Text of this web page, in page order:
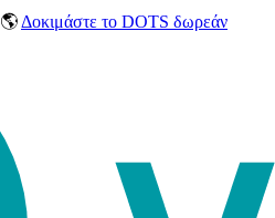
Δοκιμάστε το DOTS δωρεάν